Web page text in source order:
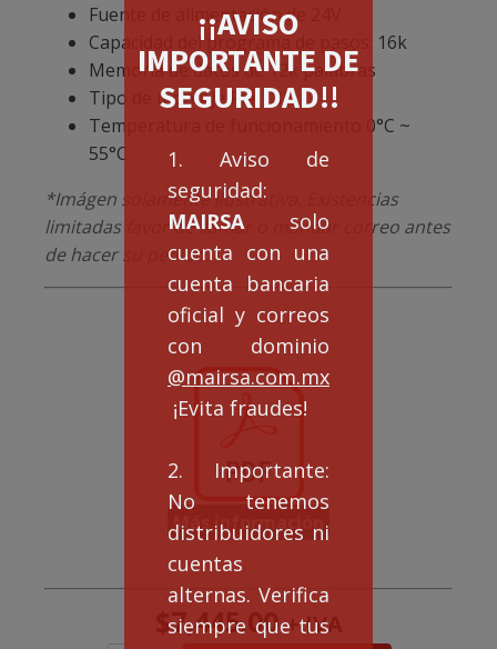
¡¡AVISO
IMPORTANTE DE
SEGURIDAD!!
1. Aviso de
seguridad:
MAIRSA solo
cuenta con una
cuenta bancaria
oficial y correos
con dominio
@mairsa.com.mx
¡Evita fraudes!
2. Importante:
No tenemos
distribuidores ni
cuentas
alternas. Verifica
siempre que tus
Fuente de alimentación de 24V
Capacidad del programa de pasos: 16k
Memoria de datos de 12k palabras
Tipo de montaje Riel DIN
Temperatura de funcionamiento 0°C ~
55°C
*Imágen solamente ilustrativa. Existencias
limitadas favor de llamar o mandar correo antes
de hacer su pedido.
Más información
$7,445.00 + IVA